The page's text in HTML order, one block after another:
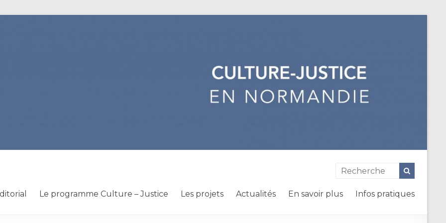
Le programme Culture – Justice Les projets Actualités En savoir plus Infos pratiques